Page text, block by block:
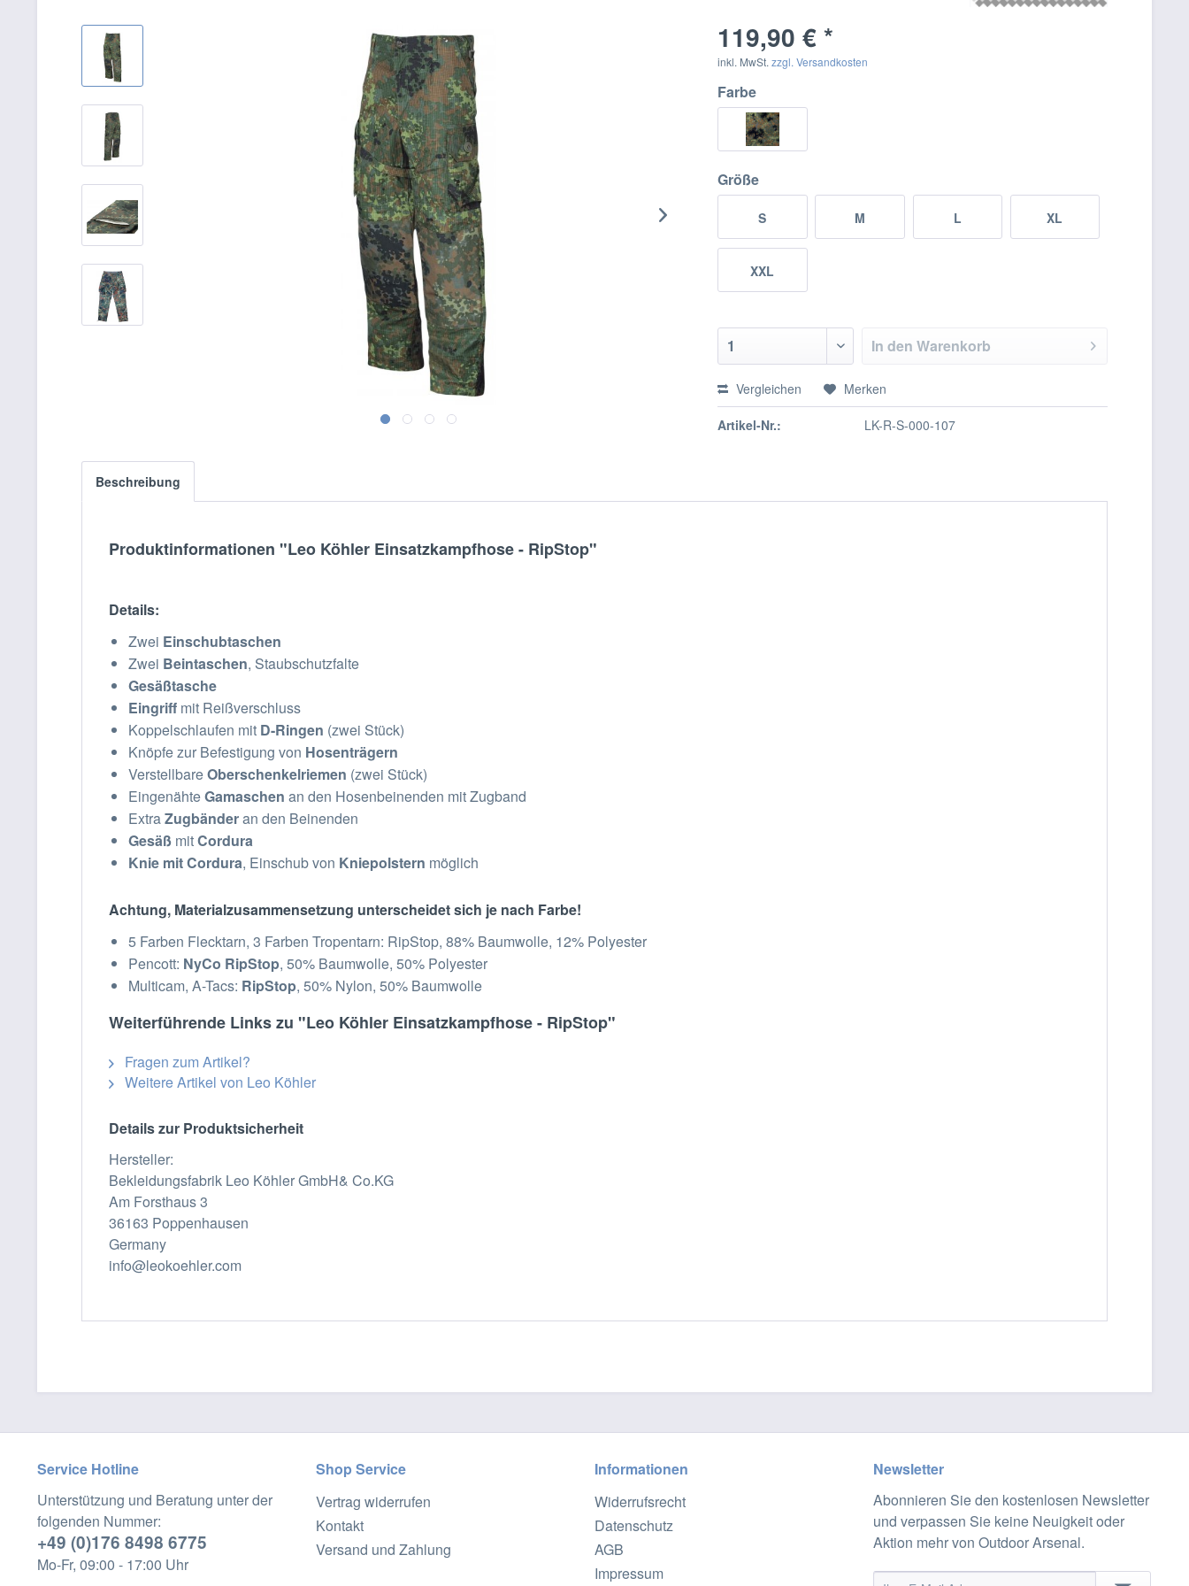
119,90 € *
inkl. MwSt.zzgl. Versandkosten
Farbe
Größe
S M L XL
XXL
In den Warenkorb
Vergleichen Merken
Artikel-Nr.: LK-R-S-000-107
Beschreibung
Produktinformationen "Leo Köhler Einsatzkampfhose - RipStop"
Details:
Zwei Einschubtaschen
Zwei Beintaschen, Staubschutzfalte
Gesäßtasche
Eingriff mit Reißverschluss
Koppelschlaufen mit D-Ringen (zwei Stück)
Knöpfe zur Befestigung von Hosenträgern
VerstellbareOberschenkelriemen (zwei Stück)
EingenähteGamaschen an den Hosenbeinenden mit Zugband
ExtraZugbänderan den Beinenden
Gesäß mitCordura
Knie mit Cordura, Einschub von Kniepolstern möglich
Achtung, Materialzusammensetzung unterscheidet sich je nach Farbe!
5 Farben Flecktarn, 3 Farben Tropentarn: RipStop, 88% Baumwolle, 12% Polyester
Pencott: NyCo RipStop, 50% Baumwolle, 50% Polyester
Multicam, A-Tacs: RipStop, 50% Nylon, 50% Baumwolle
Weiterführende Links zu "Leo Köhler Einsatzkampfhose - RipStop"
Fragen zum Artikel?
Weitere Artikel von Leo Köhler
Details zur Produktsicherheit
Hersteller:
Bekleidungsfabrik Leo Köhler GmbH& Co.KG
Am Forsthaus 3
36163 Poppenhausen
Germany
info@leokoehler.com
Service Hotline
Unterstützung und Beratung unter der
folgenden Nummer:
+49 (0)176 8498 6775
Mo-Fr, 09:00 - 17:00 Uhr
Shop Service
Vertrag widerrufen
Kontakt
Versand und Zahlung
Informationen
Widerrufsrecht
Datenschutz
AGB
Impressum
Newsletter
Abonnieren Sie den kostenlosen Newsletter
und verpassen Sie keine Neuigkeit oder
Aktion mehr von Outdoor Arsenal.